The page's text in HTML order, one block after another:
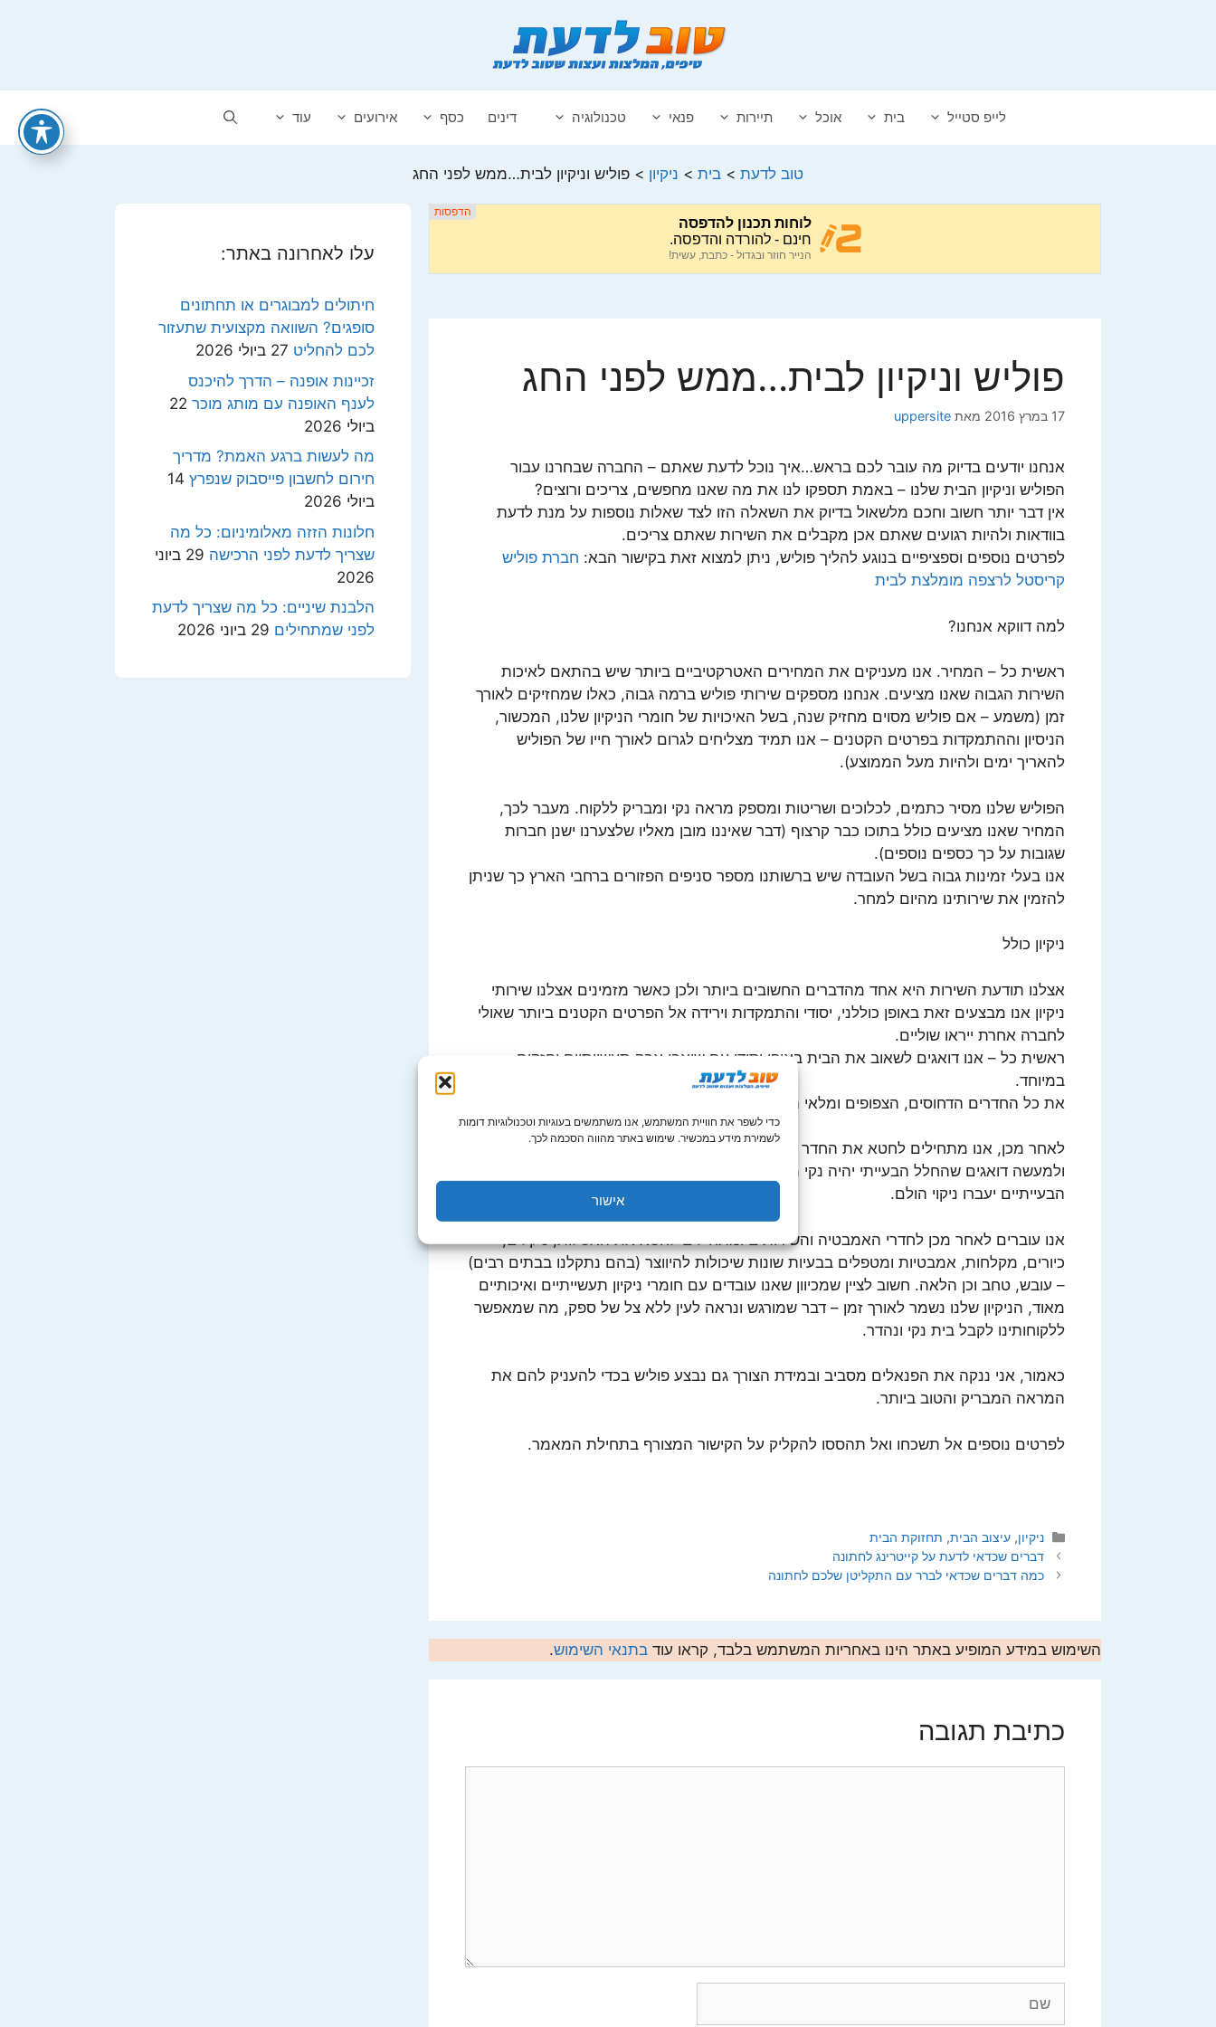
כדי לשפר את חוויית המשתמש, אנו משתמשים בעוגיות וטכנולוגיות דומות
לשמירת מידע במכשיר. שימוש באתר מהווה הסכמה לכך.
אישור
לייפ סטייל בית אוכל תיירות פנאי טכנולוגיה דינים כסף אירועים עוד
טוב לדעת > בית > ניקיון > פוליש וניקיון לבית…ממש לפני החג
פוליש וניקיון לבית…ממש לפני החג
17 במרץ 2016 מאת uppersite
אנחנו יודעים בדיוק מה עובר לכם בראש…איך נוכל לדעת שאתם – החברה שבחרנו עבור
הפוליש וניקיון הבית שלנו – באמת תספקו לנו את מה שאנו מחפשים, צריכים ורוצים?
אין דבר יותר חשוב וחכם מלשאול בדיוק את השאלה הזו לצד שאלות נוספות על מנת לדעת
בוודאות ולהיות רגועים שאתם אכן מקבלים את השירות שאתם צריכים.
לפרטים נוספים וספציפיים בנוגע להליך פוליש, ניתן למצוא זאת בקישור הבא: חברת פוליש
קריסטל לרצפה מומלצת לבית
למה דווקא אנחנו?
ראשית כל – המחיר. אנו מעניקים את המחירים האטרקטיביים ביותר שיש בהתאם לאיכות
השירות הגבוה שאנו מציעים. אנחנו מספקים שירותי פוליש ברמה גבוה, כאלו שמחזיקים לאורך
זמן (משמע – אם פוליש מסוים מחזיק שנה, בשל האיכויות של חומרי הניקיון שלנו, המכשור,
הניסיון וההתמקדות בפרטים הקטנים – אנו תמיד מצליחים לגרום לאורך חייו של הפוליש
להאריך ימים ולהיות מעל הממוצע).
הפוליש שלנו מסיר כתמים, לכלוכים ושריטות ומספק מראה נקי ומבריק ללקוח. מעבר לכך,
המחיר שאנו מציעים כולל בתוכו כבר קרצוף (דבר שאיננו מובן מאליו שלצערנו ישנן חברות
שגובות על כך כספים נוספים).
אנו בעלי זמינות גבוה בשל העובדה שיש ברשותנו מספר סניפים הפזורים ברחבי הארץ כך שניתן
להזמין את שירותינו מהיום למחר.
ניקיון כולל
אצלנו תודעת השירות היא אחד מהדברים החשובים ביותר ולכן כאשר מזמינים אצלנו שירותי
ניקיון אנו מבצעים זאת באופן כוללני, יסודי והתמקדות וירידה אל הפרטים הקטנים ביותר שאולי
לחברה אחרת ייראו שוליים.
ראשית כל – אנו דואגים לשאוב את הבית באופן יסודי עם שואבי אבק תעשייתיים וחזקים
במיוחד.
את כל החדרים הדחוסים, הצפופים ומלאי האבק.
לאחר מכן, אנו מתחילים לחטא את החדר ולנקות אותו היטב – מעל הארונות, בתוך הארונות
ולמעשה דואגים שהחלל הבעייתי יהיה נקי מאבק, שהרצפה תעבור שטיפה ושהמקומות
הבעייתיים יעברו ניקוי הולם.
אנו עוברים לאחר מכן לחדרי האמבטיה והשירותים ומתחילים לחטא את האסלות, ניקלים,
כיורים, מקלחות, אמבטיות ומטפלים בבעיות שונות שיכולות להיווצר (בהם נתקלנו בבתים רבים)
– עובש, טחב וכן הלאה. חשוב לציין שמכיוון שאנו עובדים עם חומרי ניקיון תעשייתיים ואיכותיים
מאוד, הניקיון שלנו נשמר לאורך זמן – דבר שמורגש ונראה לעין ללא צל של ספק, מה שמאפשר
ללקוחותינו לקבל בית נקי ונהדר.
כאמור, אני ננקה את הפנאלים מסביב ובמידת הצורך גם נבצע פוליש בכדי להעניק להם את
המראה המבריק והטוב ביותר.
לפרטים נוספים אל תשכחו ואל תהססו להקליק על הקישור המצורף בתחילת המאמר.
קטגוריות
ניקיון,עיצוב הבית, תחזוקת הבית
דברים שכדאי לדעת על קייטרינג לחתונה
כמה דברים שכדאי לברר עם התקליטן שלכם לחתונה
השימוש במידע המופיע באתר הינו באחריות המשתמש בלבד, קראו עוד בתנאי השימוש.
כתיבת תגובה
עלו לאחרונה באתר:
חיתולים למבוגרים או תחתונים
סופגים? השוואה מקצועית שתעזור
לכם להחליט 27 ביולי 2026
זכיינות אופנה – הדרך להיכנס
לענף האופנה עם מותג מוכר 22
ביולי 2026
מה לעשות ברגע האמת? מדריך
חירום לחשבון פייסבוק שנפרץ 14
ביולי 2026
חלונות הזזה מאלומיניום: כל מה
שצריך לדעת לפני הרכישה
29 ביוני
2026
הלבנת שיניים: כל מה שצריך לדעת
לפני שמתחילים 29 ביוני 2026